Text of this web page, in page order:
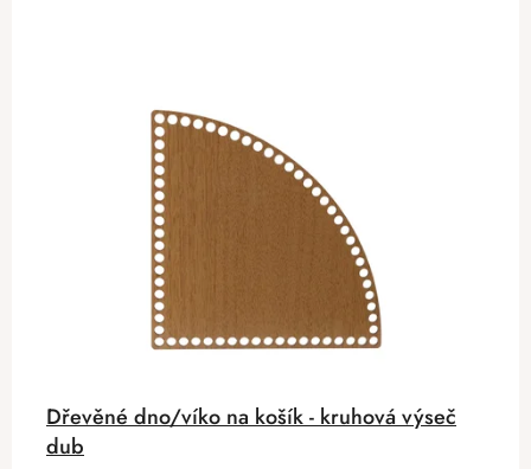
Dřevěné dno/víko na košík - kruhová výseč
dub